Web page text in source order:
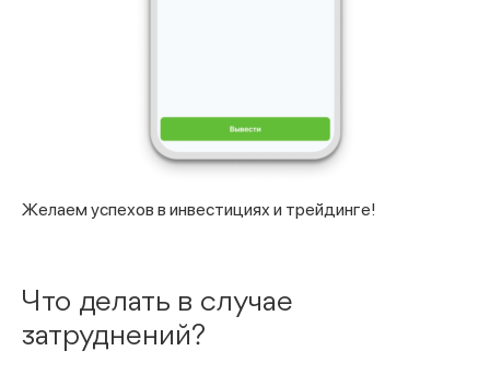
Желаем успехов в инвестициях и трейдинге!
Что делать в случае
затруднений?